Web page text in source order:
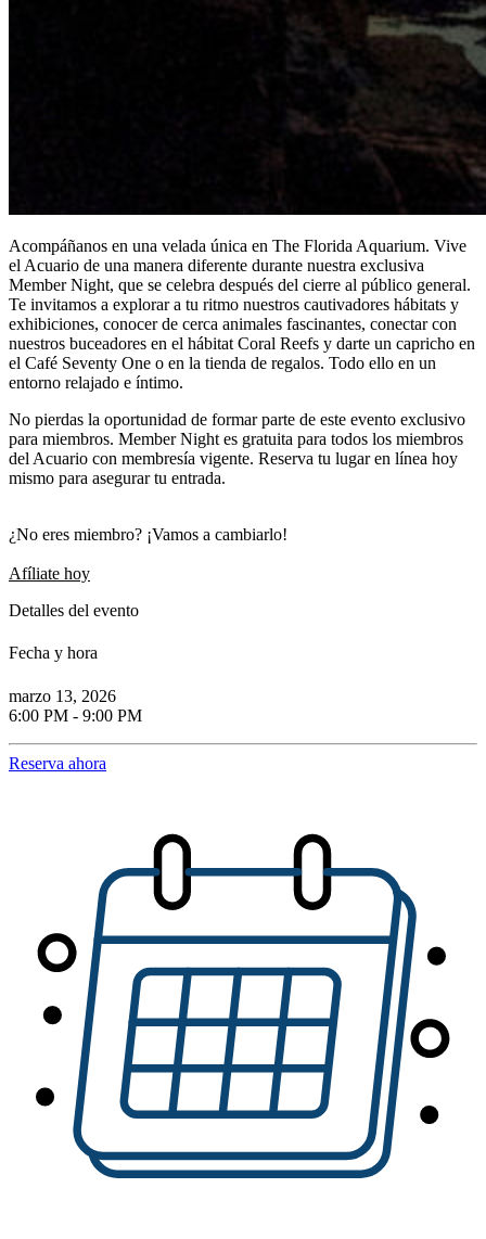
Acompáñanos en una velada única en The Florida Aquarium. Vive
el Acuario de una manera diferente durante nuestra exclusiva
Member Night, que se celebra después del cierre al público general.
Te invitamos a explorar a tu ritmo nuestros cautivadores hábitats y
exhibiciones, conocer de cerca animales fascinantes, conectar con
nuestros buceadores en el hábitat Coral Reefs y darte un capricho en
el Café Seventy One o en la tienda de regalos. Todo ello en un
entorno relajado e íntimo.
No pierdas la oportunidad de formar parte de este evento exclusivo
para miembros. Member Night es gratuita para todos los miembros
del Acuario con membresía vigente. Reserva tu lugar en línea hoy
mismo para asegurar tu entrada.
¿No eres miembro? ¡Vamos a cambiarlo!
Afíliate hoy
Detalles del evento
Fecha y hora
marzo 13, 2026
6:00 PM - 9:00 PM
Reserva ahora